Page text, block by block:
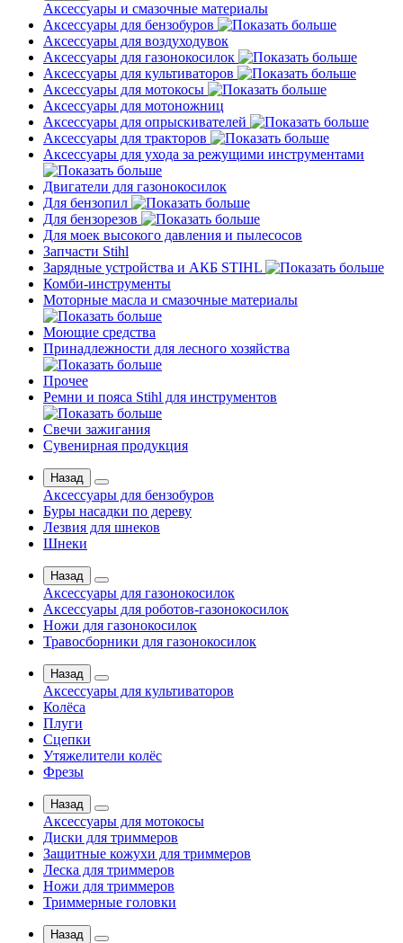
Аксессуары и смазочные материалы
Аксессуары для бензобуров
Аксессуары для воздуходувок
Аксессуары для газонокосилок
Аксессуары для культиваторов
Аксессуары для мотокосы
Аксессуары для мотоножниц
Аксессуары для опрыскивателей
Аксессуары для тракторов
Аксессуары для ухода за режущими инструментами
Двигатели для газонокосилок
Для бензопил
Для бензорезов
Для моек высокого давления и пылесосов
Запчасти Stihl
Зарядные устройства и АКБ STIHL
Комби-инструменты
Моторные масла и смазочные материалы
Моющие средства
Принадлежности для лесного хозяйства
Прочее
Ремни и пояса Stihl для инструментов
Свечи зажигания
Сувенирная продукция
Назад
Аксессуары для бензобуров
Буры насадки по дереву
Лезвия для шнеков
Шнеки
Назад
Аксессуары для газонокосилок
Аксессуары для роботов-газонокосилок
Ножи для газонокосилок
Травосборники для газонокосилок
Назад
Аксессуары для культиваторов
Колёса
Плуги
Сцепки
Утяжелители колёс
Фрезы
Назад
Аксессуары для мотокосы
Диски для триммеров
Защитные кожухи для триммеров
Леска для триммеров
Ножи для триммеров
Триммерные головки
Назад